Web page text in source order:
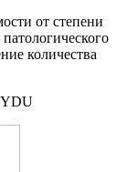
от степени
количества